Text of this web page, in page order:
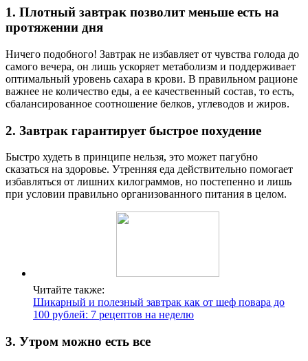
1. Плотный завтрак позволит меньше есть на
протяжении дня
Ничего подобного! Завтрак не избавляет от чувства голода до
самого вечера, он лишь ускоряет метаболизм и поддерживает
оптимальный уровень сахара в крови. В правильном рационе
важнее не количество еды, а ее качественный состав, то есть,
сбалансированное соотношение белков, углеводов и жиров.
2. Завтрак гарантирует быстрое похудение
Быстро худеть в принципе нельзя, это может пагубно
сказаться на здоровье. Утренняя еда действительно помогает
избавляться от лишних килограммов, но постепенно и лишь
при условии правильно организованного питания в целом.
Читайте также:
Шикарный и полезный завтрак как от шеф повара до
100 рублей: 7 рецептов на неделю
3. Утром можно есть все